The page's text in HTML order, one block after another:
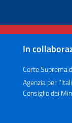
In
Corte Suprema
Agenzia per
Consiglio dei